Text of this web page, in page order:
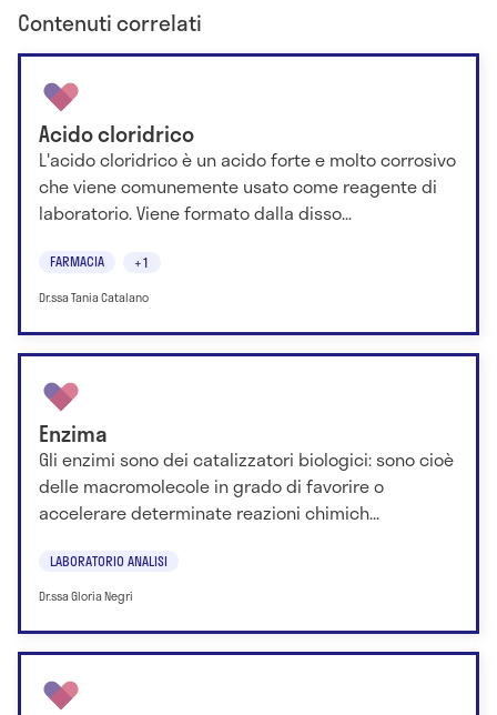
Contenuti correlati
Acido cloridrico
L'acido cloridrico è un acido forte e molto corrosivo
che viene comunemente usato come reagente di
laboratorio. Viene formato dalla disso...
FARMACIA +1
Dr.ssa Tania Catalano
Enzima
Gli enzimi sono dei catalizzatori biologici: sono cioè
delle macromolecole in grado di favorire o
accelerare determinate reazioni chimich...
LABORATORIO ANALISI
Dr.ssa Gloria Negri